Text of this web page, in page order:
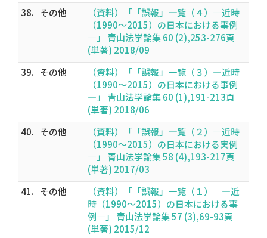
38. その他
（資料）「「誤報」一覧（４）―近時
（1990～2015）の日本における事例
―」 青山法学論集 60 (2),253-276頁
(単著) 2018/09
39. その他
（資料）「「誤報」一覧（３）―近時
（1990～2015）の日本における事例
―」 青山法学論集 60 (1),191-213頁
(単著) 2018/06
40. その他
（資料）「「誤報」一覧（２）―近時
（1990～2015）の日本における実例
―」 青山法学論集 58 (4),193-217頁
(単著) 2017/03
41. その他
（資料）「「誤報」一覧（１） ―近
時（1990～2015）の日本における事
例―」 青山法学論集 57 (3),69-93頁
(単著) 2015/12